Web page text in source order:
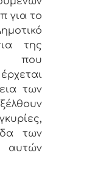
για το
της
που
των
των